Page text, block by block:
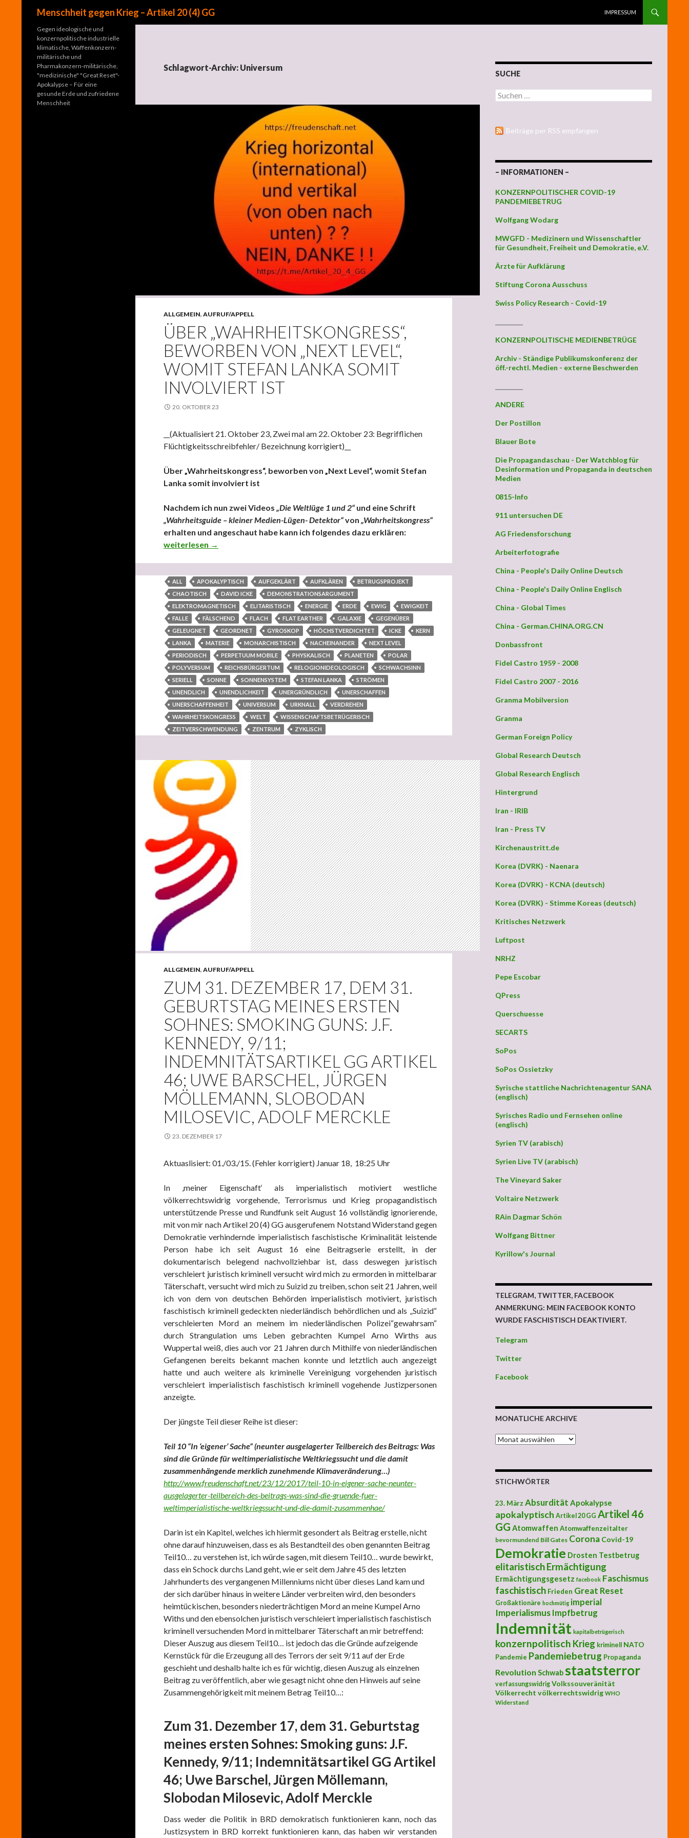
Menschheit gegen Krieg – Artikel 20 (4) GG
IMPRESSUM
Schlagwort-Archiv: Universum
ALLGEMEIN, AUFRUF/APPELL
ÜBER „WAHRHEITSKONGRESS“,
BEWORBEN VON „NEXT LEVEL“,
WOMIT STEFAN LANKA SOMIT
INVOLVIERT IST
20. OKTOBER 23
__(Aktualisiert 21. Oktober 23, Zwei mal am 22. Oktober 23: Begrifflichen
Flüchtigkeitsschreibfehler/ Bezeichnung korrigiert)__
Über „Wahrheitskongress“, beworben von „Next Level“, womit Stefan
Lanka somit involviert ist
Nachdem ich nun zwei Videos „Die Weltlüge 1 und 2“und eine Schrift
„Wahrheitsguide – kleiner Medien-Lügen- Detektor“von „Wahrheitskongress“
erhalten und angeschaut habe kann ich folgendes dazu erklären:
Über „Wahrheitskongress“, beworben von „Next Level“, womit Stefan Lanka somit involviert ist
weiterlesen →
ALL APOKALYPTISCH AUFGEKLÄRT AUFKLÄREN
BETRUGSPROJEKT
CHAOTISCH
DAVID ICKE
DEMONSTRATIONSARGUMENT
ELEKTROMAGNETISCH
ELITARISTISCH ENERGIE ERDE EWIG
EWIGKEIT
FALLE
FÄLSCHEND FLACH FLAT EARTHER GALAXIE
GEGENÜBER
GELEUGNET
GEORDNET GYROSKOP HÖCHSTVERDICHTET ICKE
KERN
LANKA
MATERIE MONARCHISTISCH NACHEINANDER
NEXT LEVEL
PERIODISCH
PERPETUUM MOBILE PHYSKALISCH PLANETEN
POLAR
POLYVERSUM
REICHSBÜRGERTUM RELOGIONIDEOLOGISCH
SCHWACHSINN
SERIELL
SONNE SONNENSYSTEM STEFAN LANKA
STRÖMEN
UNENDLICH
UNENDLICHKEIT UNERGRÜNDLICH
UNERSCHAFFEN
UNERSCHAFFENHEIT
UNIVERSUM URKNALL
VERDREHEN
WAHRHEITSKONGRESS
WELT
WISSENSCHAFTSBETRÜGERISCH
ZEITVERSCHWENDUNG
ZENTRUM ZYKLISCH
ALLGEMEIN, AUFRUF/APPELL
ZUM 31. DEZEMBER 17, DEM 31.
GEBURTSTAG MEINES ERSTEN
SOHNES: SMOKING GUNS: J.F.
KENNEDY, 9/11;
INDEMNITÄTSARTIKEL GG ARTIKEL
46; UWE BARSCHEL, JÜRGEN
MÖLLEMANN, SLOBODAN
MILOSEVIC, ADOLF MERCKLE
23. DEZEMBER 17
Aktuaslisiert: 01./03./15. (Fehler korrigiert) Januar 18, 18:25 Uhr
In ‚meiner Eigenschaft‘ als imperialistisch motiviert westliche
völkerrechtswidrig vorgehende, Terrorismus und Krieg propagandistisch
unterstützende Presse und Rundfunk seit August 16 vollständig ignorierende,
mit von mir nach Artikel 20 (4) GG ausgerufenem Notstand Widerstand gegen
Demokratie verhindernde imperialistisch faschistische Kriminalität leistende
Person habe ich seit August 16 eine Beitragserie erstellt, in der
dokumentarisch belegend nachvollziehbar ist, dass deswegen juristisch
verschleiert juristisch kriminell versucht wird mich zu ermorden in mittelbarar
Täterschaft, versucht wird mich zu Suizid zu treiben, schon seit 21 Jahren, weil
ich von dem von deutschen Behörden imperialistisch motiviert, juristisch
faschistisch kriminell gedeckten niederländisch behördlichen und als „Suizid“
verschleierten Mord an meinem im niederländischen Polizei“gewahrsam“
durch Strangulation ums Leben gebrachten Kumpel Arno Wirths aus
Wuppertal weiß, dies auch vor 21 Jahren durch Mithilfe von niederländischen
Gefangenen bereits bekannt machen konnte und letztlich auch angezeigt
hatte und auch weitere als kriminelle Vereinigung vorgehenden juristisch
verschleiert imperialistisch faschistisch kriminell vogehende Justizpersonen
anzeigte.
Der jüngste Teil dieser Reihe ist dieser:
Teil 10 “In ‘eigener’ Sache” (neunter ausgelagerter Teilbereich des Beitrags: Was
sind die Gründe für weltimperialistische Weltkriegssucht und die damit
zusammenhängende merklich zunehmende Klimaveränderung…)
http://www.freudenschaft.net/23/12/2017/teil-10-in-eigener-sache-neunter-
ausgelagerter-teilbereich-des-beitrags-was-sind-die-gruende-fuer-
weltimperialistische-weltkriegssucht-und-die-damit-zusammenhae/
Darin ist ein Kapitel, welches ich hiermit gesondert als Beitrag erstelle, nicht
ohne darauf hinzuweisen, dass es als Bestandteil des oben genannten Beitrag
Teil10… zu verstehen ist, ich würde sagen, mit diesem Teil10… wurde bewirkt,
dass ein Schock durchs Land geht, wie er seit dem Jahre 45 des letzten
Jahrhunderts des vergangenen Millenniums nicht über dieses Land kam und
der sich darüber hinaus in weitere Länder verbreiten wird, den besonders
heimtückischen, besonders niederträchtigen Mord an meine Kumpel Arno
Withs und den ebensolchen juristisch verschleiert imperialistisch faschistisch
kriminell versuchenden Mord in mittelbarer Täterschaft an mir betreffend:
Dieser Auszug aus diesem Teil10… ist jedoch das die Gründe aufzeigende
Kernstück für die Erzeugung all des Terrors der seit 9/11 auf der Erde
geschieht und deshalb halte ich es für wichtig, diesen Auszug als einzelnen
Beitrag zu veröffentlich, aber wie gesagt nicht ohne den Hinweis auf seine
Zusammengehörigkeit mit meinem Betrag Teil10…:
Zum 31. Dezember 17, dem 31. Geburtstag
meines ersten Sohnes: Smoking guns: J.F.
Kennedy, 9/11; Indemnitätsartikel GG Artikel
46; Uwe Barschel, Jürgen Möllemann,
Slobodan Milosevic, Adolf Merckle
Dass weder die Politik in BRD demokratisch funktionieren kann, noch das
Justizsystem in BRD korrekt funktionieren kann, das haben wir verstanden
SUCHE
Suchen nach:
Beiträge per RSS empfangen
– INFORMATIONEN –
KONZERNPOLITISCHER COVID-19
PANDEMIEBETRUG
Wolfgang Wodarg
MWGFD - Medizinern und Wissenschaftler
für Gesundheit, Freiheit und Demokratie, e.V.
Ärzte für Aufklärung
Stiftung Corona Ausschuss
Swiss Policy Research - Covid-19
KONZERNPOLITISCHE MEDIENBETRÜGE
Archiv - Ständige Publikumskonferenz der
öff.-rechtl. Medien - externe Beschwerden
ANDERE
Der Postillon
Blauer Bote
Die Propagandaschau - Der Watchblog für
Desinformation und Propaganda in deutschen
Medien
0815-Info
911 untersuchen DE
AG Friedensforschung
Arbeiterfotografie
China - People's Daily Online Deutsch
China - People's Daily Online Englisch
China - Global Times
China - German.CHINA.ORG.CN
Donbassfront
Fidel Castro 1959 - 2008
Fidel Castro 2007 - 2016
Granma Mobilversion
Granma
German Foreign Policy
Global Research Deutsch
Global Research Englisch
Hintergrund
Iran - IRIB
Iran - Press TV
Kirchenaustritt.de
Korea (DVRK) - Naenara
Korea (DVRK) - KCNA (deutsch)
Korea (DVRK) - Stimme Koreas (deutsch)
Kritisches Netzwerk
Luftpost
NRHZ
Pepe Escobar
QPress
Querschuesse
SECARTS
SoPos
SoPos Ossietzky
Syrische stattliche Nachrichtenagentur SANA
(englisch)
Syrisches Radio und Fernsehen online
(englisch)
Syrien TV (arabisch)
Syrien Live TV (arabisch)
The Vineyard Saker
Voltaire Netzwerk
RAin Dagmar Schön
Wolfgang Bittner
Kyrillow's Journal
TELEGRAM, TWITTER, FACEBOOK
ANMERKUNG: MEIN FACEBOOK KONTO
WURDE FASCHISTISCH DEAKTIVIERT.
Telegram
Twitter
Facebook
MONATLICHE ARCHIVE
MONATLICHE ARCHIVE
STICHWÖRTER
23. März Absurdität Apokalypse
apokalyptisch Artikel 20 GG Artikel 46
GG Atomwaffen Atomwaffenzeitalter
bevormundend Bill Gates Corona Covid-19
Demokratie Drosten Testbetrug
elitaristischErmächtigung
Ermächtigungsgesetz facebook Faschismus
faschistisch Frieden Great Reset
Großaktionäre hochmütig imperial
Imperialismus Impfbetrug
Indemnität kapitalbetrügerisch
konzernpolitisch Krieg kriminell
NATO
Pandemie Pandemiebetrug Propaganda
Revolution Schwabstaatsterror
verfassungswidrig Volkssouveränität
Völkerrecht völkerrechtswidrig WHO
Widerstand
Gegen ideologische und
konzernpolitische industrielle
klimatische, Waffenkonzern-
militärische und
Pharmakonzern-militärische,
"medizinische" "Great Reset"-
Apokalypse – Für eine
gesunde Erde und zufriedene
Menschheit